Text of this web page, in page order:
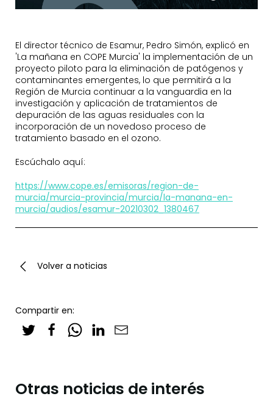
El director técnico de Esamur, Pedro Simón, explicó en
'La mañana en COPE Murcia' la implementación de un
proyecto piloto para la eliminación de patógenos y
contaminantes emergentes, lo que permitirá a la
Región de Murcia continuar a la vanguardia en la
investigación y aplicación de tratamientos de
depuración de las aguas residuales con la
incorporación de un novedoso proceso de
tratamiento basado en el ozono.
Escúchalo aquí:
https://www.cope.es/emisoras/region-de-
murcia/murcia-provincia/murcia/la-manana-en-
murcia/audios/esamur-20210302_1380467
Volver a noticias
Compartir en:
Otras noticias de interés